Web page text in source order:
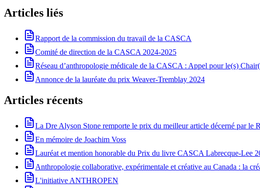
Articles liés
Rapport de la commission du travail de la CASCA
Comité de direction de la CASCA 2024-2025
Réseau d’anthropologie médicale de la CASCA : Appel pour le(s)
Annonce de la lauréate du prix Weaver-Tremblay 2024
Articles récents
La Dre Alyson Stone remporte le prix du meilleur article décerné par le
En mémoire de Joachim Voss
Lauréat et mention honorable du Prix du livre CASCA Labrecque-Lee
Anthropologie collaborative, expérimentale et créative au Canada : la
L'initiative ANTHROPEN